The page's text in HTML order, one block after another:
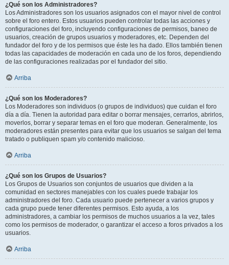
¿Qué son los Administradores?
Los Administradores son los usuarios asignados con el mayor nivel de control
sobre el foro entero. Estos usuarios pueden controlar todas las acciones y
configuraciones del foro, incluyendo configuraciones de permisos, baneo de
usuarios, creación de grupos usuarios y moderadores, etc. Dependen del
fundador del foro y de los permisos que éste les ha dado. Ellos también tienen
todas las capacidades de moderación en cada uno de los foros, dependiendo
de las configuraciones realizadas por el fundador del sitio.
Arriba
¿Qué son los Moderadores?
Los Moderadores son individuos (o grupos de individuos) que cuidan el foro
día a día. Tienen la autoridad para editar o borrar mensajes, cerrarlos, abrirlos,
moverlos, borrar y separar temas en el foro que moderan. Generalmente, los
moderadores están presentes para evitar que los usuarios se salgan del tema
tratado o publiquen spam y/o contenido malicioso.
Arriba
¿Qué son los Grupos de Usuarios?
Los Grupos de Usuarios son conjuntos de usuarios que dividen a la
comunidad en sectores manejables con los cuales puede trabajar los
administradores del foro. Cada usuario puede pertenecer a varios grupos y
cada grupo puede tener diferentes permisos. Esto ayuda, a los
administradores, a cambiar los permisos de muchos usuarios a la vez, tales
como los permisos de moderador, o garantizar el acceso a foros privados a los
usuarios.
Arriba